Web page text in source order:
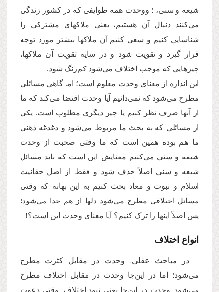
شیعه و سنی، ؛ و‌وحدت همه طوایفی که در کشور زندگی
می‌کنند دنبال آن هستیم، یعنی ملاکهای مشترکی را
شناسایی کنیم و سعی کنیم آن ملاکها بیشتر مورد توجه
قرار گیرد و تقویت شود و در سایه تقویت آن ملاکها،
چیزهایی که موجب اختلاف می‌شود کم‌رنگ شود.
این اندازه از معنای وحدت معلوم است؛ اما گاهی مسائلی
مطرح می‌شود که نمی‌دانیم آیا وحدت اقتضا می‌کند که ما
از آنها صرف نظر کنیم یا چیز دیگری مطلوب است. یکی
از مسائلی که به بحث ما مربوط می‌شود و دغدغه ذهنی
ما هم بوده همین است که ما وقتی صحبت از وحدت
شیعه و سنی می‌کنیم معنایش این است که باید مسائل
شیعه و سنی اصلاً حذف شود و فقط از اصل حقانیت
اسلام و نبوت و معاد بحث کنیم به این بهانه که وقتی
مسائل اختلافی مطرح می‌شود دلها از هم جدا می‌شود؛
پس اصلاً اینها را ترک کنیم؟ آیا معنای وحدت این است؟!
انواع اختلاف
در مباحث عقلی، وحدت در مقابل کثرت مطرح
می‌شود؛ اما در این‌جا وحدت در مقابل اختلاف مطرح
می‌شود. وحدت در این‌جا یعنی نبودِ اختلاف. وقتی دعوت